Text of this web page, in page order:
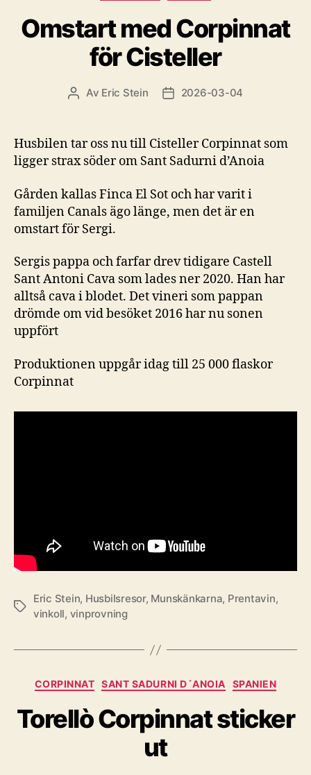
Omstart med Corpinnat
för Cisteller
Inläggsförfattare
Av Eric Stein Inläggsdatum
2026-03-04
Husbilen tar oss nu till Cisteller Corpinnat som
ligger strax söder om Sant Sadurni d’Anoia
Gården kallas Finca El Sot och har varit i
familjen Canals ägo länge, men det är en
omstart för Sergi.
Sergis pappa och farfar drev tidigare Castell
Sant Antoni Cava som lades ner 2020. Han har
alltså cava i blodet. Det vineri som pappan
drömde om vid besöket 2016 har nu sonen
uppfört
Produktionen uppgår idag till 25 000 flaskor
Corpinnat
Etiketter
Eric Stein, Husbilsresor, Munskänkarna, Prentavin,
vinkoll, vinprovning
Kategorier
CORPINNAT SANT SADURNI D´ANOIA SPANIEN
Torellò Corpinnat sticker
ut